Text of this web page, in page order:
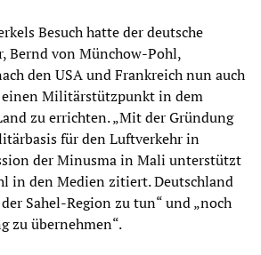
Besuch hatte der deutsche
Bernd von Münchow-Pohl,
den USA und Frankreich nun auch
einen Militärstützpunkt in dem
zu errichten. „Mit der Gründung
für den Luftverkehr in
der Minusma in Mali unterstützt
in den Medien zitiert. Deutschland
Sahel-Region zu tun“ und „noch
zu übernehmen“.